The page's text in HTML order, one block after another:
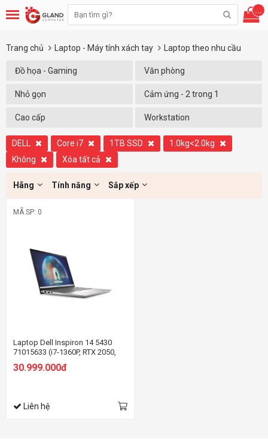
...
Trang chủ Laptop - Máy tính xách tay Laptop theo nhu cầu
Đồ họa - Gaming Văn phòng
Nhỏ gọn Cảm ứng - 2 trong 1
Cao cấp Workstation
DELL Core i7 1TB SSD
1.0kg<2.0kg
Không
Xóa tất cả
Hãng Tính năng Sắp xếp
MÃ SP: 0
Laptop Dell Inspiron 14 5430
71015633 (i7-1360P, RTX 2050,
Inch 2.5K WVA, Win11/Office HS
30.999.000đ
Liên hệ